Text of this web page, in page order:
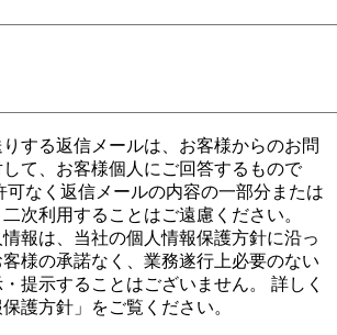
する返信メールは、お客様からのお問
て、お客様個人にご回答するもので
可なく返信メールの内容の一部分または
次利用することはご遠慮ください。
報は、当社の個人情報保護方針に沿っ
様の承諾なく、業務遂行上必要のない
提示することはございません。 詳しく
護方針」をご覧ください。